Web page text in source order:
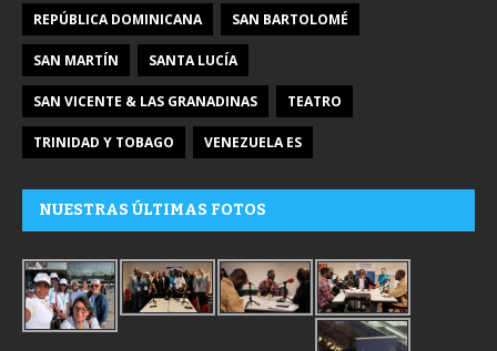
REPÚBLICA DOMINICANA SAN BARTOLOMÉ
SAN MARTÍN SANTA LUCÍA
SAN VICENTE & LAS GRANADINAS TEATRO
TRINIDAD Y TOBAGO VENEZUELA ES
NUESTRAS ÚLTIMAS FOTOS